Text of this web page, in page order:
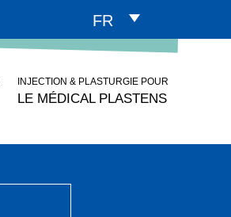
FR
INJECTION & PLASTURGIE POUR
LE MÉDICAL PLASTENS